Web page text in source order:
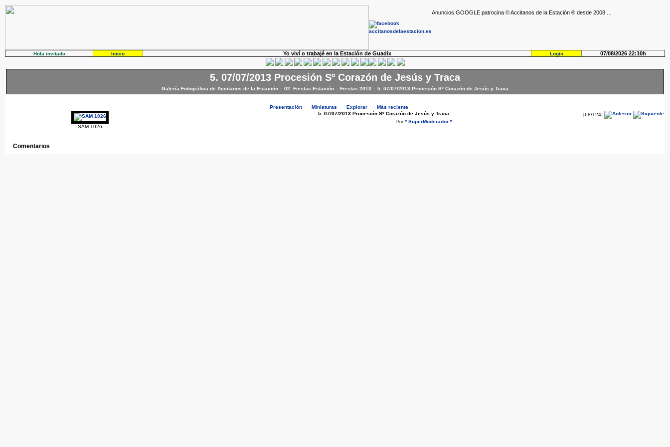
Anuncios GOOGLE patrocina © Accitanos de la Estación ® desde 2008 ...
Hola invitado Inicio Yo viví o trabajé en la Estación de Guadix Login 07/08/2026 22:10h
5. 07/07/2013 Procesión Sº Corazón de Jesús y Traca
Galería Fotográfica de Accitanos de la Estación :: 02. Fiestas Estación :: Fiestas 2013 :: 5. 07/07/2013 Procesión Sº Corazón de Jesús y Traca
Presentación Miniaturas Explorar Más reciente
SAM 1026
[68/124]
5. 07/07/2013 Procesión Sº Corazón de Jesús y Traca
Por * SuperModerador *
Comentarios